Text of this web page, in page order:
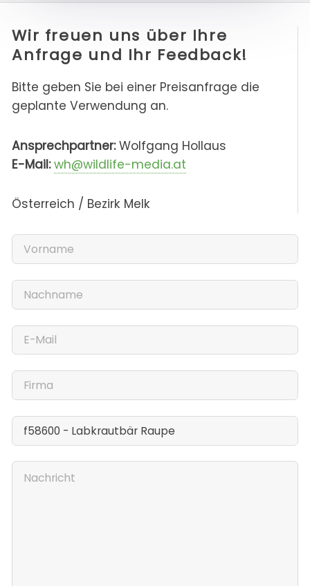
Wir freuen uns über Ihre
Anfrage und Ihr Feedback!
Bitte geben Sie bei einer Preisanfrage die
geplante Verwendung an.
Ansprechpartner:Wolfgang Hollaus
E-Mail: wh@wildlife-media.at
Österreich / Bezirk Melk